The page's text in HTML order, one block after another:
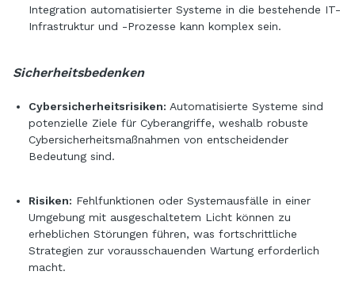
Integration automatisierter Systeme in die bestehende IT-
Infrastruktur und -Prozesse kann komplex sein.
Sicherheitsbedenken
Cybersicherheitsrisiken: Automatisierte Systeme sind
potenzielle Ziele für Cyberangriffe, weshalb robuste
Cybersicherheitsmaßnahmen von entscheidender
Bedeutung sind.
Risiken: Fehlfunktionen oder Systemausfälle in einer
Umgebung mit ausgeschaltetem Licht können zu
erheblichen Störungen führen, was fortschrittliche
Strategien zur vorausschauenden Wartung erforderlich
macht.